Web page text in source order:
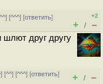
^^] [^^^] [ответить]
+2
+ / –
шлют друг другу
] [^^] [^^^] [ответить]
+ / –